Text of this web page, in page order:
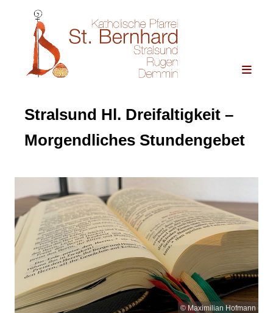
Stralsund Hl. Dreifaltigkeit –
Morgendliches Stundengebet
© Maximilian Hofmann